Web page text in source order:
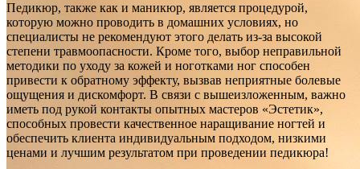
Педикюр, также как и маникюр, является процедурой,
которую можно проводить в домашних условиях, но
специалисты не рекомендуют этого делать из-за высокой
степени травмоопасности. Кроме того, выбор неправильной
методики по уходу за кожей и ноготками ног способен
привести к обратному эффекту, вызвав неприятные болевые
ощущения и дискомфорт. В связи с вышеизложенным, важно
иметь под рукой контакты опытных мастеров «Эстетик»,
способных провести качественное наращивание ногтей и
обеспечить клиента индивидуальным подходом, низкими
ценами и лучшим результатом при проведении педикюра!